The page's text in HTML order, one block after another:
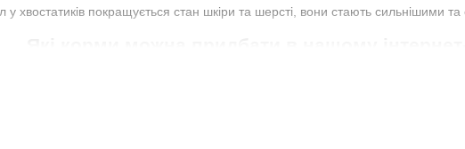
хвостатиків покращується стан шкіри та шерсті, вони стають сильнішими та